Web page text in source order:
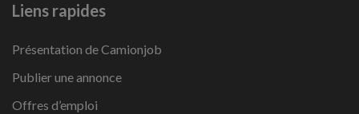
Liens rapides
Présentation de Camionjob
Publier une annonce
Offres d’emploi